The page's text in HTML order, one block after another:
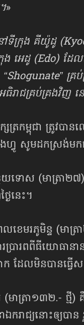
»
ៅទីក្រុង គីយ៉ូដូ
រុង អេដូ (Edo)
គ្
ធិរាជគ្រប់គ្រងវិញ
សត្រកម្ពុជា ត្រូ
ហ្វូ សូមដកស្រង់មក
ថយទោស (មាត្រា
ៃនេះ។
ខេមរភូមិន្ទ (ម
ារពពីធីយោធានា
លមិនបានធ្វើសព្វ
មាត្រា១៣២.- ថ្មី)
រាជ្យនោះឲ្យបាន